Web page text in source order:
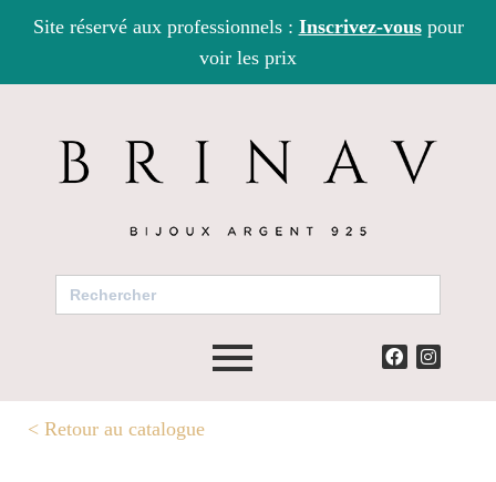
Site réservé aux professionnels : Inscrivez-vouspour
voir les prix
Search
for:
< Retour au catalogue